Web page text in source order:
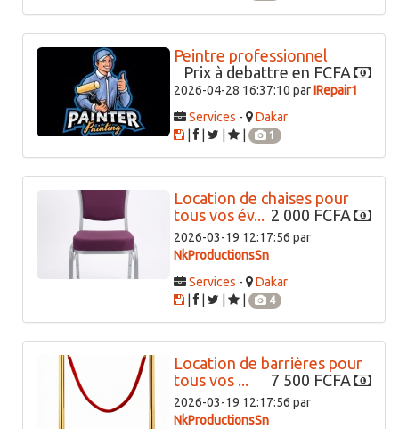
Peintre professionnel
Prix à debattre en FCFA
2026-04-28 16:37:10 parIRepair1
Services -
Dakar
|
1
Location de chaises pour
tous vos év... 2 000 FCFA
2026-03-19 12:17:56 par
NkProductionsSn
Services -
Dakar
|
4
Location de barrières pour
tous vos ...
7 500 FCFA
2026-03-19 12:17:56 par
NkProductionsSn